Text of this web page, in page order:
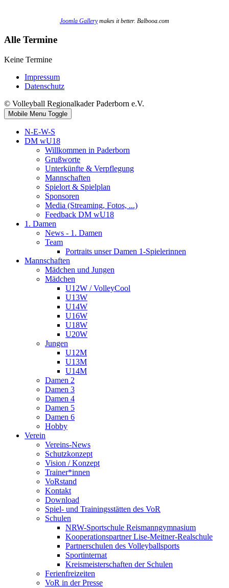
Joomla Gallerymakes it better. Balbooa.com
Alle Termine
Keine Termine
Impressum
Datenschutz
© Volleyball Regionalkader Paderborn e.V.
Mobile Menu Toggle
N-E-W-S
DM wU18
Willkommen in Paderborn
Grußworte
Unterkünfte & Verpflegung
Mannschaften
Spielort & Spielplan
Sponsoren
Media (Streaming, Fotos, ...)
Feedback DM wU18
1. Damen
News - 1. Damen
Team
Portraits unser Damen 1-Spielerinnen
Mannschaften
Mädchen und Jungen
Mädchen
U12W / VolleyCool
U13W
U14W
U16W
U18W
U20W
Jungen
U12M
U13M
U14M
Damen 2
Damen 3
Damen 4
Damen 5
Damen 6
Hobby
Verein
Vereins-News
Schutzkonzept
Vision / Konzept
Trainer*innen
VoRstand
Kontakt
Download
Spiel- und Trainingsstätten des VoR
Schulen
NRW-Sportschule Reismanngymnasium
Kooperationspartner Lise-Meitner-Realschule
Partnerschulen des Volleyballsports
Sportinternat
Kreismeisterschaften der Schulen
Ferienfreizeiten
VoR in der Presse